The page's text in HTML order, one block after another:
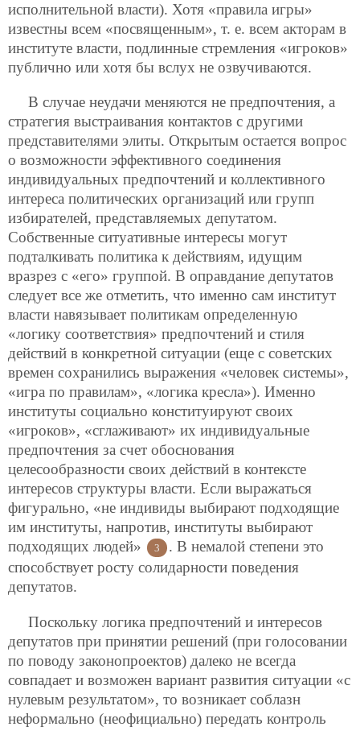
исполнительной власти). Хотя «правила игры»
известны всем «посвященным», т. е. всем акторам в
институте власти, подлинные стремления «игроков»
публично или хотя бы вслух не озвучиваются.
В случае неудачи меняются не предпочтения, а
стратегия выстраивания контактов с другими
представителями элиты. Открытым остается вопрос
о возможности эффективного соединения
индивидуальных предпочтений и коллективного
интереса политических организаций или групп
избирателей, представляемых депутатом.
Собственные ситуативные интересы могут
подталкивать политика к действиям, идущим
вразрез с «его» группой. В оправдание депутатов
следует все же отметить, что именно сам институт
власти навязывает политикам определенную
«логику соответствия» предпочтений и стиля
действий в конкретной ситуации (еще с советских
времен сохранились выражения «человек системы»,
«игра по правилам», «логика кресла»). Именно
институты социально конституируют своих
«игроков», «сглаживают» их индивидуальные
предпочтения за счет обоснования
целесообразности своих действий в контексте
интересов структуры власти. Если выражаться
фигурально, «не индивиды выбирают подходящие
им институты, напротив, институты выбирают
подходящих людей»
3
. В немалой степени это
способствует росту солидарности поведения
депутатов.
Поскольку логика предпочтений и интересов
депутатов при принятии решений (при голосовании
по поводу законопроектов) далеко не всегда
совпадает и возможен вариант развития ситуации «с
нулевым результатом», то возникает соблазн
неформально (неофициально) передать контроль